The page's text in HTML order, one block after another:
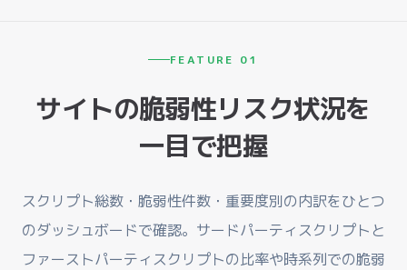
FEATURE 01
サイトの脆弱性リスク状況を
一目で把握
スクリプト総数・脆弱性件数・重要度別の内訳をひとつ
のダッシュボードで確認。サードパーティスクリプトと
ファーストパーティスクリプトの比率や時系列での脆弱